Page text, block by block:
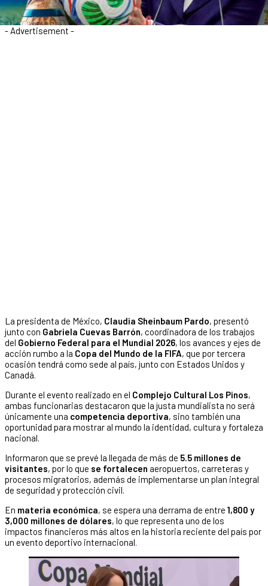
- Advertisement -
La presidenta de México, Claudia Sheinbaum Pardo, presentó
junto con Gabriela Cuevas Barrón, coordinadora de los trabajos
del Gobierno Federal para el Mundial 2026, los avances y ejes de
acción rumbo a la Copa del Mundo de la FIFA, que por tercera
ocasión tendrá como sede al país, junto con Estados Unidos y
Canadá.
Durante el evento realizado en el Complejo Cultural Los Pinos,
ambas funcionarias destacaron que la justa mundialista no será
únicamente una competencia deportiva, sino también una
oportunidad para mostrar al mundo la identidad, cultura y fortaleza
nacional.
Informaron que se prevé la llegada de más de 5.5 millones de
visitantes, por lo que se fortalecen aeropuertos, carreteras y
procesos migratorios, además de implementarse un plan integral
de seguridad y protección civil.
En materia económica, se espera una derrama de entre 1,800 y
3,000 millones de dólares, lo que representa uno de los
impactos financieros más altos en la historia reciente del país por
un evento deportivo internacional.